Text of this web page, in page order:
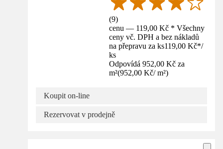
(9)
cenu — 119,00 Kč * Všechny
ceny vč. DPH a bez nákladů
na přepravu za ks119,00 Kč*/
ks
Odpovídá 952,00 Kč za
m²(952,00 Kč/ m²)
Koupit on-line
Rezervovat v prodejně